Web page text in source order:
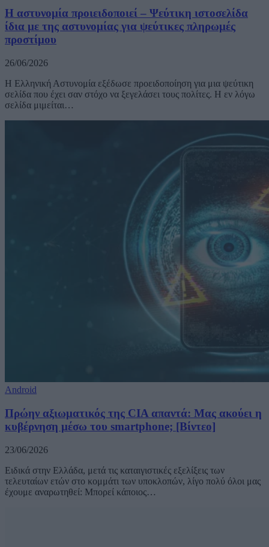
Η αστυνομία προιειδοποιεί – Ψεύτικη ιστοσελίδα
ίδια με της αστυνομίας για ψεύτικες πληρωμές
προστίμου
26/06/2026
Η Ελληνική Αστυνομία εξέδωσε προειδοποίηση για μια ψεύτικη
σελίδα που έχει σαν στόχο να ξεγελάσει τους πολίτες. Η εν λόγω
σελίδα μιμείται…
Android
Πρώην αξιωματικός της CIA απαντά: Μας ακούει η
κυβέρνηση μέσω του smartphone; [Βίντεο]
23/06/2026
Ειδικά στην Ελλάδα, μετά τις καταιγιστικές εξελίξεις των
τελευταίων ετών στο κομμάτι των υποκλοπών, λίγο πολύ όλοι μας
έχουμε αναρωτηθεί: Μπορεί κάποιος…